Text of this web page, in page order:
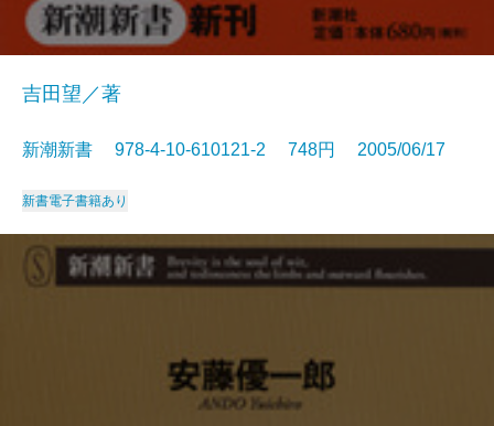
吉田望／著
新潮新書 978-4-10-610121-2 748円 2005/06/17
新書電子書籍あり